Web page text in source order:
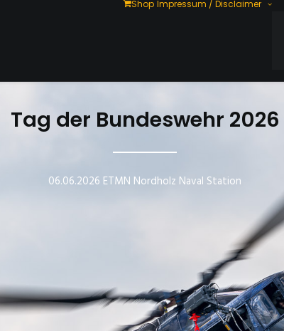
Shop Impressum / Disclaimer
Tag der Bundeswehr 2026
06.06.2026 ETMN Nordholz Naval Station